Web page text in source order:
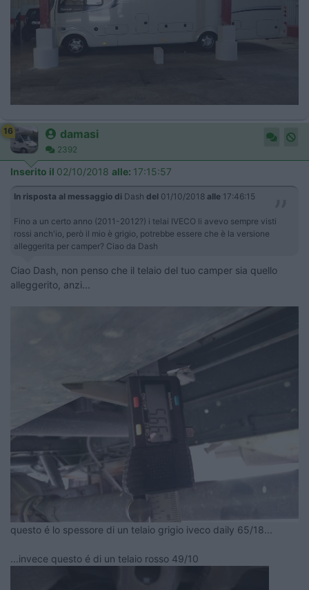
16 damasi
2392
Inserito il 02/10/2018 alle: 17:15:57
In risposta al messaggio di Dash del 01/10/2018 alle 17:46:15
Fino a un certo anno (2011-2012?) i telai IVECO li avevo sempre visti
rossi anch'io, però il mio è grigio, potrebbe essere che è la versione
alleggerita per camper? Ciao da Dash
Ciao Dash, non penso che il telaio del tuo camper sia quello
alleggerito, anzi...
questo é lo spessore di un telaio grigio iveco daily 65/18...
...invece questo é di un telaio rosso 49/10